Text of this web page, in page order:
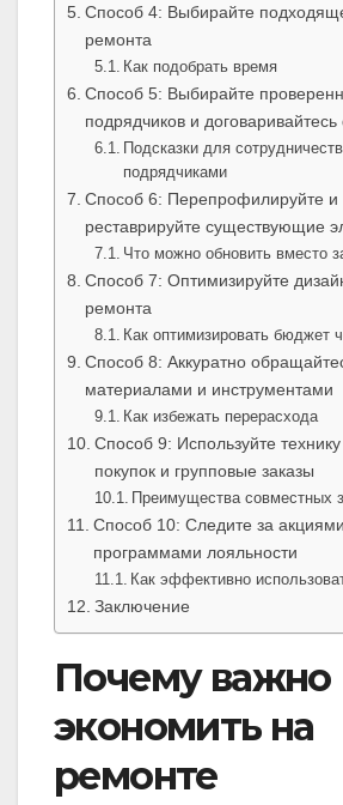
Способ 4: Выбирайте
ремонта
Как подобрать время
Способ 5: Выбирайте
подрядчиков и договаривайтесь
Подсказки для
подрядчиками
Способ 6: Перепрофилируйте и
реставрируйте существующие
Что можно обновить вместо
Способ 7: Оптимизируйте
ремонта
Как оптимизировать бюджет
Способ 8: Аккуратно
материалами и инструментами
Как избежать перерасхода
Способ 9: Используйте
покупок и групповые заказы
Преимущества совместных
Способ 10: Следите за
программами лояльности
Как эффективно
Заключение
Почему важно
экономить на
ремонте